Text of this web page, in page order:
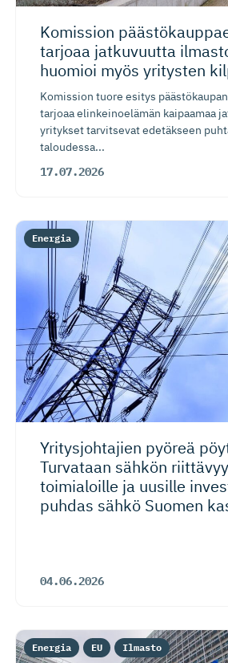
Komission
tarjoaa jatkuvuutta
huomioi myös yritysten
Komission tuore esitys
tarjoaa elinkeinoelämän kaipaamaa
yritykset tarvitsevat edetäkseen
taloudessa...
17.07.2026
Yritysjoh­tajien pyöreä
Turvataan sähkön
toimialoille ja uusille
puhdas sähkö Suomen
04.06.2026
Energia
Energia EU Ilmasto